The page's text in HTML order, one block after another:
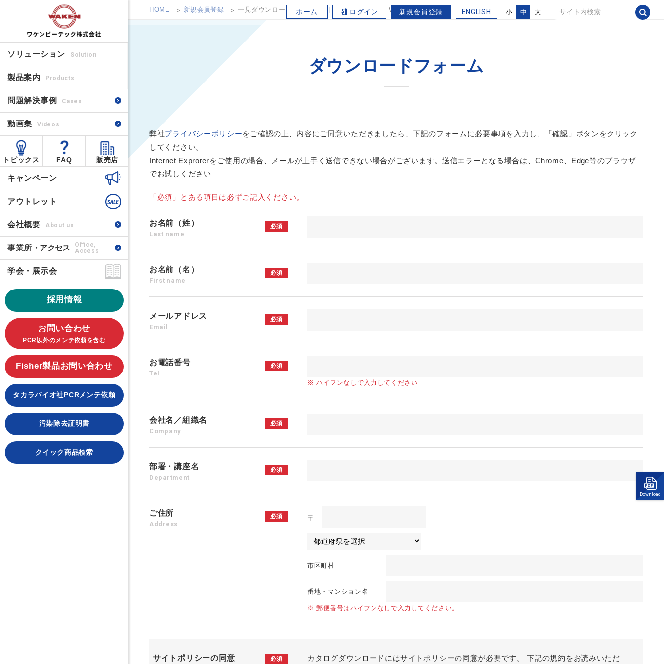
小 中 大
ENGLISH
ログイン 新規会員登録
ホーム
ソリューション Solution
製品案内 Products
問題解決事例 Cases
動画集 Videos
トピックス FAQ 販売店
キャンペーン
アウトレット
会社概要 About us
事業所 ・アクセス
Office,
Access
学会・展示会
採用情報
お問い合わせ
PCR以外のメンテ依頼を含む
Fisher製品お問い合わせ
タカラバイオ社PCRメンテ依頼
汚染除去証明書
クイック商品検索
HOME 新規会員登録 一見ダウンロード用フォーム | ワケンビーテック Webサイト
ダウンロードフォーム
弊社プライバシーポリシーをご確認の上、内容にご同意いただきましたら、下記のフォームに必要事項を入力し、「確認」ボタンをクリック
してください。
Internet Exprorerをご使用の場合、メールが上手く送信できない場合がございます。送信エラーとなる場合は、Chrome、Edge等のブラウザ
でお試しください
「必須」とある項目は必ずご記入ください。
お名前（姓）
Last name
必須
お名前（名）
First name
必須
メールアドレス
Email
必須
お電話番号
Tel
必須
※ ハイフンなしで入力してください
会社名／組織名
Company
必須
部署・講座名
Department
必須
ご住所
Address
必須 〒
市区町村
番地・マンション名
※ 郵便番号はハイフンなしで入力してください。
サイトポリシーの同意 必須
カタログダウンロードにはサイトポリシーの同意が必要です。 下記の規約をお読みいただ
Download